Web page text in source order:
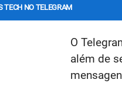
TECH NO TELEGRAM
O
além de